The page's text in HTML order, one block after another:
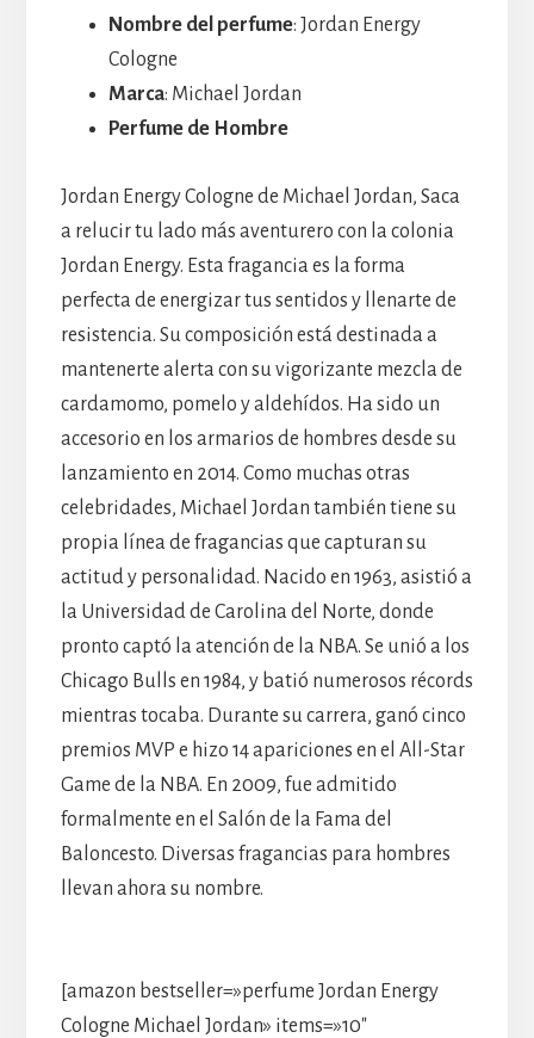
Nombre del perfume: Jordan Energy
Cologne
Marca: Michael Jordan
Perfume de Hombre
Jordan Energy Cologne de Michael Jordan, Saca
a relucir tu lado más aventurero con la colonia
Jordan Energy. Esta fragancia es la forma
perfecta de energizar tus sentidos y llenarte de
resistencia. Su composición está destinada a
mantenerte alerta con su vigorizante mezcla de
cardamomo, pomelo y aldehídos. Ha sido un
accesorio en los armarios de hombres desde su
lanzamiento en 2014. Como muchas otras
celebridades, Michael Jordan también tiene su
propia línea de fragancias que capturan su
actitud y personalidad. Nacido en 1963, asistió a
la Universidad de Carolina del Norte, donde
pronto captó la atención de la NBA. Se unió a los
Chicago Bulls en 1984, y batió numerosos récords
mientras tocaba. Durante su carrera, ganó cinco
premios MVP e hizo 14 apariciones en el All-Star
Game de la NBA. En 2009, fue admitido
formalmente en el Salón de la Fama del
Baloncesto. Diversas fragancias para hombres
llevan ahora su nombre.
[amazon bestseller=»perfume Jordan Energy
Cologne Michael Jordan» items=»10″